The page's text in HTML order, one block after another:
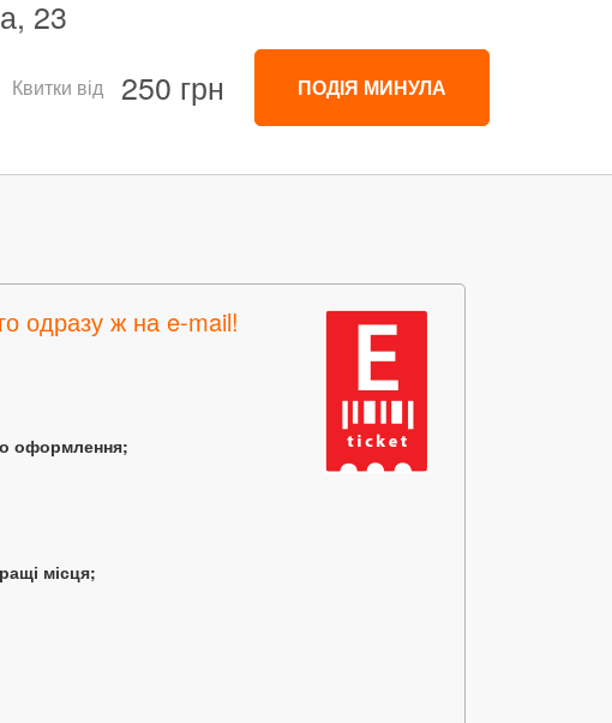
23
Квитки від 250 грн ПОДІЯ МИНУЛА
одразу ж на e-mail!
оформлення;
місця;